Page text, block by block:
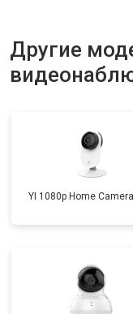
Другие
YI 1080p Home